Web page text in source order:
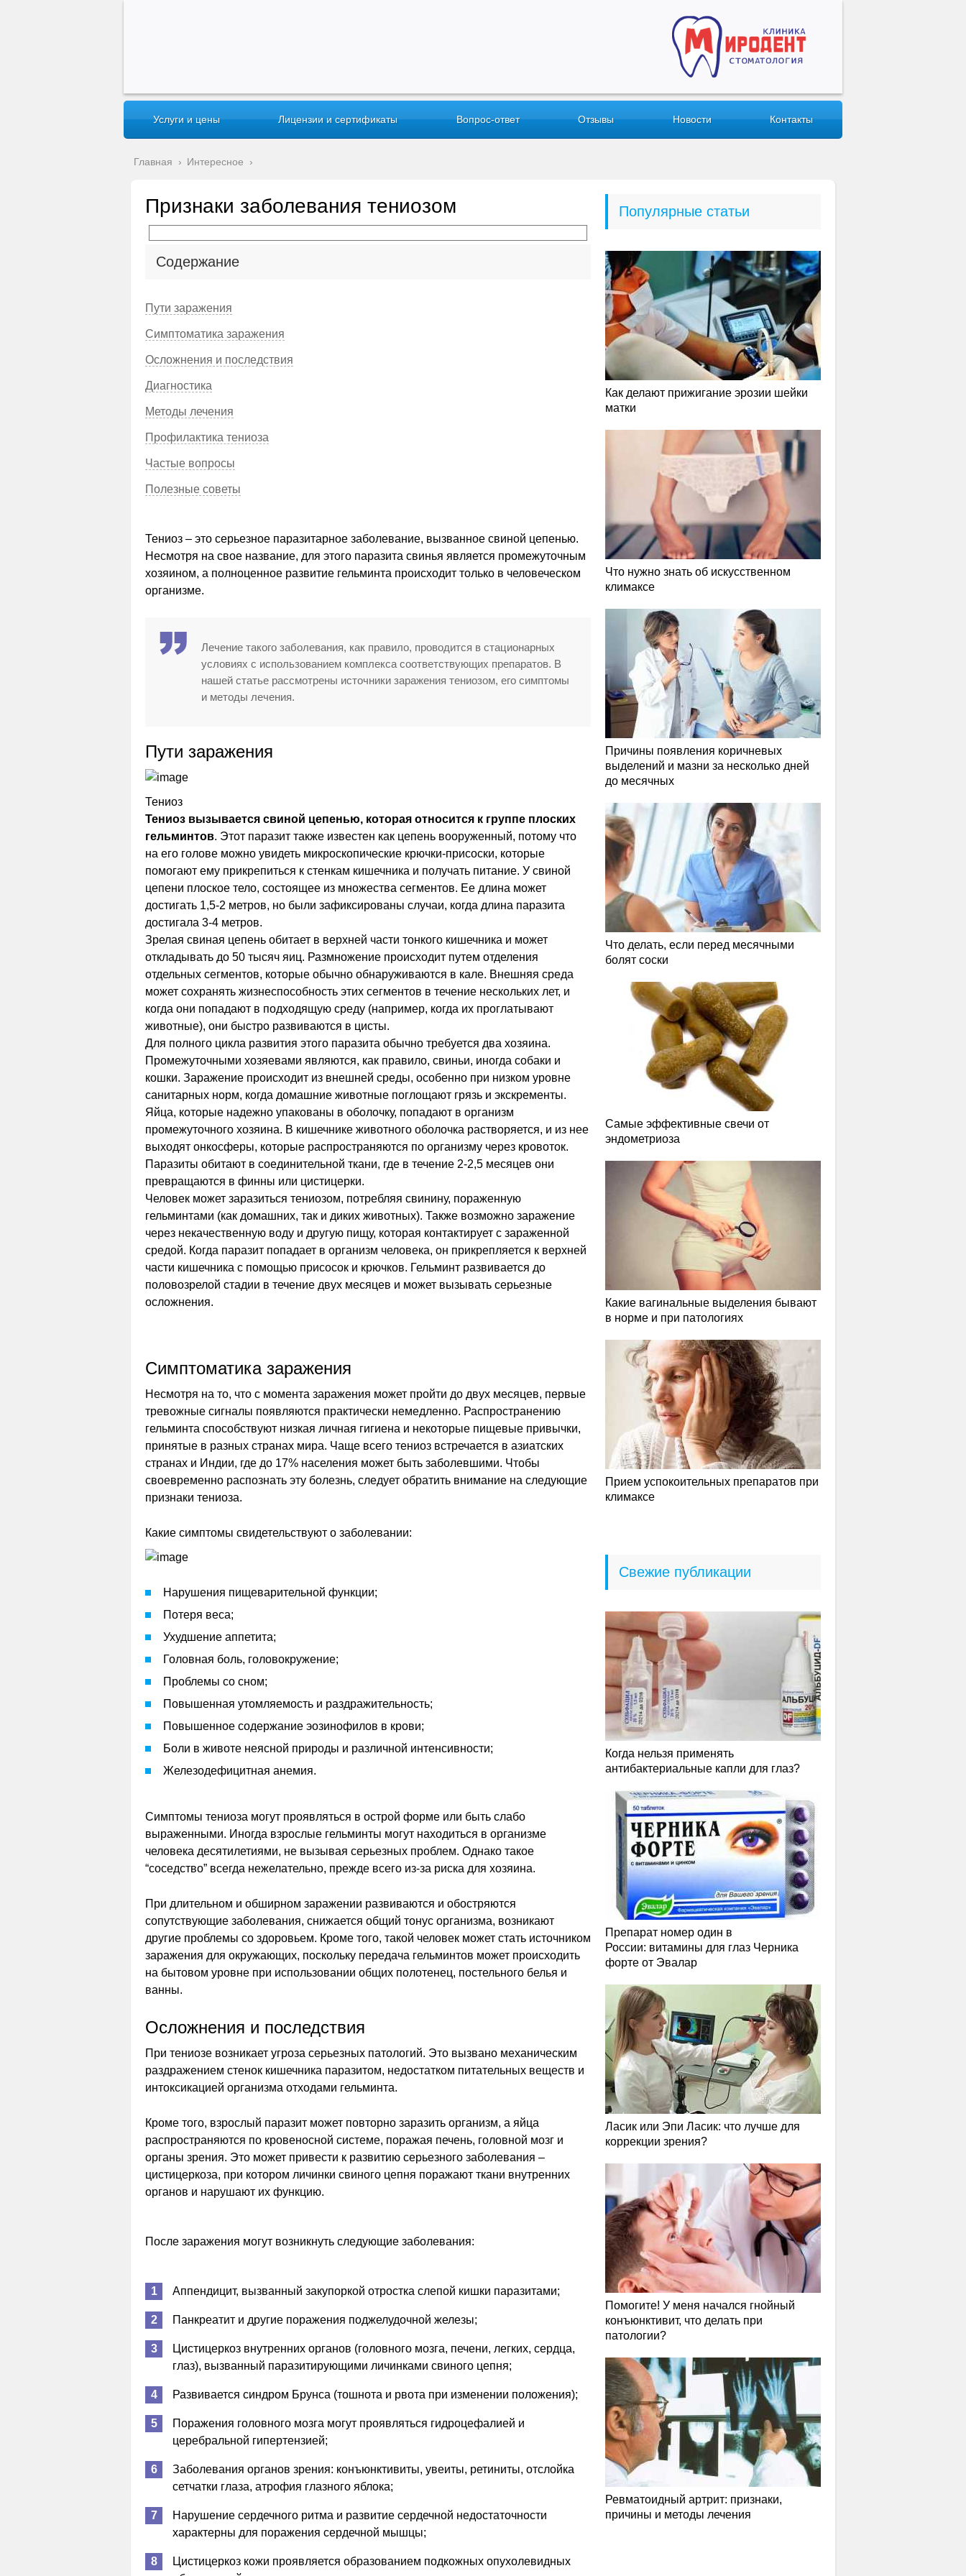
Услуги и цены Лицензии и сертификаты Вопрос-ответ Отзывы Новости Контакты
Главная › Интересное ›
Признаки заболевания тениозом
Содержание
Пути заражения
Симптоматика заражения
Осложнения и последствия
Диагностика
Методы лечения
Профилактика тениоза
Частые вопросы
Полезные советы
Тениоз – это серьезное паразитарное заболевание, вызванное свиной цепенью.
Несмотря на свое название, для этого паразита свинья является промежуточным
хозяином, а полноценное развитие гельминта происходит только в человеческом
организме.
Лечение такого заболевания, как правило, проводится в стационарных
условиях с использованием комплекса соответствующих препаратов. В
нашей статье рассмотрены источники заражения тениозом, его симптомы
и методы лечения.
Пути заражения
Тениоз
Тениоз вызывается свиной цепенью, которая относится к группе плоских
гельминтов. Этот паразит также известен как цепень вооруженный, потому что
на его голове можно увидеть микроскопические крючки-присоски, которые
помогают ему прикрепиться к стенкам кишечника и получать питание. У свиной
цепени плоское тело, состоящее из множества сегментов. Ее длина может
достигать 1,5-2 метров, но были зафиксированы случаи, когда длина паразита
достигала 3-4 метров.
Зрелая свиная цепень обитает в верхней части тонкого кишечника и может
откладывать до 50 тысяч яиц. Размножение происходит путем отделения
отдельных сегментов, которые обычно обнаруживаются в кале. Внешняя среда
может сохранять жизнеспособность этих сегментов в течение нескольких лет, и
когда они попадают в подходящую среду (например, когда их проглатывают
животные), они быстро развиваются в цисты.
Для полного цикла развития этого паразита обычно требуется два хозяина.
Промежуточными хозяевами являются, как правило, свиньи, иногда собаки и
кошки. Заражение происходит из внешней среды, особенно при низком уровне
санитарных норм, когда домашние животные поглощают грязь и экскременты.
Яйца, которые надежно упакованы в оболочку, попадают в организм
промежуточного хозяина. В кишечнике животного оболочка растворяется, и из нее
выходят онкосферы, которые распространяются по организму через кровоток.
Паразиты обитают в соединительной ткани, где в течение 2-2,5 месяцев они
превращаются в финны или цистицерки.
Человек может заразиться тениозом, потребляя свинину, пораженную
гельминтами (как домашних, так и диких животных). Также возможно заражение
через некачественную воду и другую пищу, которая контактирует с зараженной
средой. Когда паразит попадает в организм человека, он прикрепляется к верхней
части кишечника с помощью присосок и крючков. Гельминт развивается до
половозрелой стадии в течение двух месяцев и может вызывать серьезные
осложнения.
Симптоматика заражения
Несмотря на то, что с момента заражения может пройти до двух месяцев, первые
тревожные сигналы появляются практически немедленно. Распространению
гельминта способствуют низкая личная гигиена и некоторые пищевые привычки,
принятые в разных странах мира. Чаще всего тениоз встречается в азиатских
странах и Индии, где до 17% населения может быть заболевшими. Чтобы
своевременно распознать эту болезнь, следует обратить внимание на следующие
признаки тениоза.
Какие симптомы свидетельствуют о заболевании:
Нарушения пищеварительной функции;
Потеря веса;
Ухудшение аппетита;
Головная боль, головокружение;
Проблемы со сном;
Повышенная утомляемость и раздражительность;
Повышенное содержание эозинофилов в крови;
Боли в животе неясной природы и различной интенсивности;
Железодефицитная анемия.
Симптомы тениоза могут проявляться в острой форме или быть слабо
выраженными. Иногда взрослые гельминты могут находиться в организме
человека десятилетиями, не вызывая серьезных проблем. Однако такое
“соседство” всегда нежелательно, прежде всего из-за риска для хозяина.
При длительном и обширном заражении развиваются и обостряются
сопутствующие заболевания, снижается общий тонус организма, возникают
другие проблемы со здоровьем. Кроме того, такой человек может стать источником
заражения для окружающих, поскольку передача гельминтов может происходить
на бытовом уровне при использовании общих полотенец, постельного белья и
ванны.
Осложнения и последствия
При тениозе возникает угроза серьезных патологий. Это вызвано механическим
раздражением стенок кишечника паразитом, недостатком питательных веществ и
интоксикацией организма отходами гельминта.
Кроме того, взрослый паразит может повторно заразить организм, а яйца
распространяются по кровеносной системе, поражая печень, головной мозг и
органы зрения. Это может привести к развитию серьезного заболевания –
цистицеркоза, при котором личинки свиного цепня поражают ткани внутренних
органов и нарушают их функцию.
После заражения могут возникнуть следующие заболевания:
Аппендицит, вызванный закупоркой отростка слепой кишки паразитами;
Панкреатит и другие поражения поджелудочной железы;
Цистицеркоз внутренних органов (головного мозга, печени, легких, сердца,
глаз), вызванный паразитирующими личинками свиного цепня;
Развивается синдром Брунса (тошнота и рвота при изменении положения);
Поражения головного мозга могут проявляться гидроцефалией и
церебральной гипертензией;
Заболевания органов зрения: конъюнктивиты, увеиты, ретиниты, отслойка
сетчатки глаза, атрофия глазного яблока;
Нарушение сердечного ритма и развитие сердечной недостаточности
характерны для поражения сердечной мышцы;
Цистицеркоз кожи проявляется образованием подкожных опухолевидных
Популярные статьи
Как делают прижигание эрозии шейки
матки
Что нужно знать об искусственном
климаксе
Причины появления коричневых
выделений и мазни за несколько дней
до месячных
Что делать, если перед месячными
болят соски
Самые эффективные свечи от
эндометриоза
Какие вагинальные выделения бывают
в норме и при патологиях
Прием успокоительных препаратов при
климаксе
Свежие публикации
Когда нельзя применять
антибактериальные капли для глаз?
Препарат номер один в
России: витамины для глаз Черника
форте от Эвалар
Ласик или Эпи Ласик: что лучше для
коррекции зрения?
Помогите! У меня начался гнойный
конъюнктивит, что делать при
патологии?
Ревматоидный артрит: признаки,
причины и методы лечения